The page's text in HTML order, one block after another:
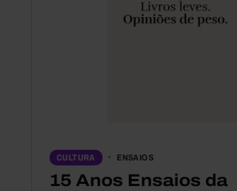
CULTURA ENSAIOS
15 Anos Ensaios da